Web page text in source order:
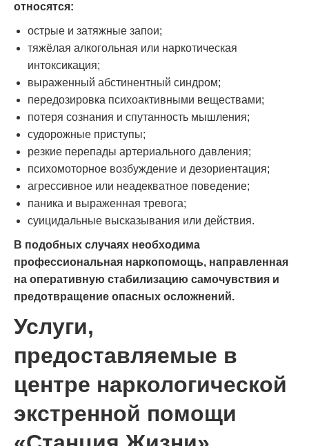
относятся:
острые и затяжные запои;
тяжёлая алкогольная или наркотическая
интоксикация;
выраженный абстинентный синдром;
передозировка психоактивными веществами;
потеря сознания и спутанность мышления;
судорожные приступы;
резкие перепады артериального давления;
психомоторное возбуждение и дезориентация;
агрессивное или неадекватное поведение;
паника и выраженная тревога;
суицидальные высказывания или действия.
В подобных случаях необходима
профессиональная наркопомощь, направленная
на оперативную стабилизацию самочувствия и
предотвращение опасных осложнений.
Услуги,
предоставляемые в
центре наркологической
экстренной помощи